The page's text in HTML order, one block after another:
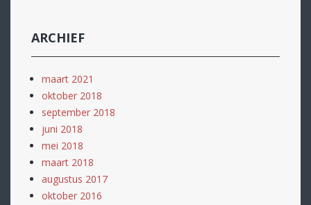
ARCHIEF
maart 2021
oktober 2018
september 2018
juni 2018
mei 2018
maart 2018
augustus 2017
oktober 2016